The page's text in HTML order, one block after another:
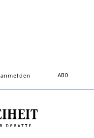
anmelden ABO